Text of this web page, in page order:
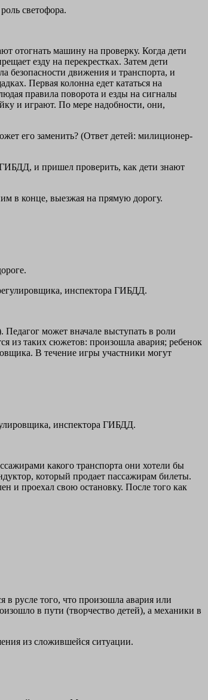
светофора.
отогнать машину на проверку. Когда дети
езду на перекрестках. Затем дети
безопасности движения и транспорта, и
Первая колонна едет кататься на
правила поворота и езды на сигналы
и играют. По мере надобности, они,
его заменить? (Ответ детей: милиционер-
и пришел проверить, как дети знают
в конце, выезжая на прямую дорогу.
инспектора ГИБДД.
может вначале выступать в роли
из таких сюжетов: произошла авария; ребенок
В течение игры участники могут
инспектора ГИБДД.
какого транспорта они хотели бы
который продает пассажирам билеты.
и проехал свою остановку. После того как
в русле того, что произошла авария или
в пути (творчество детей), а механики в
из сложившейся ситуации.